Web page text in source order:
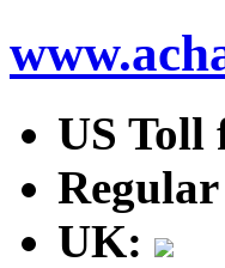
US Toll
UK: